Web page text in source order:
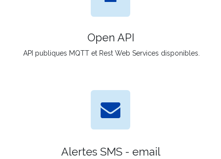
Open API
API publiques MQTT et Rest Web Services disponibles.
Alertes SMS - email